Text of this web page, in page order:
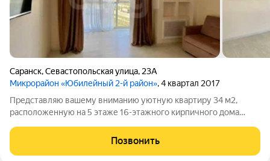
Саранск,Севастопольская улица, 23А
Микрорайон «Юбилейный 2-й район», 4 квартал 2017
Представляю вашему вниманию уютную квартиру 34 м2,
расположенную на 5 этаже 16-этажного кирпичного дома
за красотой постоянно. Кухня 9 м2. Санузел совмещенный.
Большое количество естественного
Позвонить